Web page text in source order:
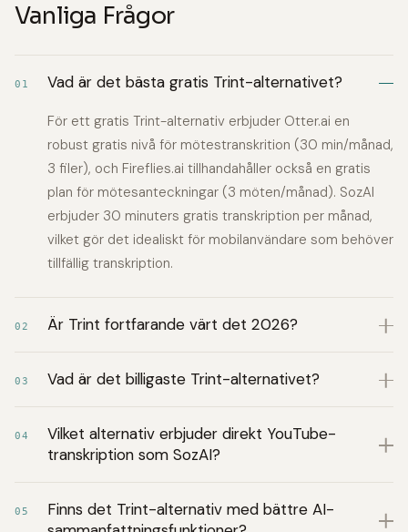
Vanliga Frågor
01 Vad är det bästa gratis Trint-alternativet?
För ett gratis Trint-alternativ erbjuder Otter.ai en
robust gratis nivå för mötestranskrition (30 min/månad,
3 filer), och Fireflies.ai tillhandahåller också en gratis
plan för mötesanteckningar (3 möten/månad). SozAI
erbjuder 30 minuters gratis transkription per månad,
vilket gör det idealiskt för mobilanvändare som behöver
tillfällig transkription.
02 Är Trint fortfarande värt det 2026?
03 Vad är det billigaste Trint-alternativet?
04
Vilket alternativ erbjuder direkt YouTube-
transkription som SozAI?
05
Finns det Trint-alternativ med bättre AI-